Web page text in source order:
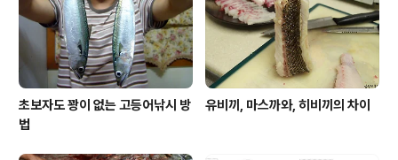
초보자도 꽝이 없는 고등어낚시 방
법
유비끼, 마스까와, 히비끼의 차이